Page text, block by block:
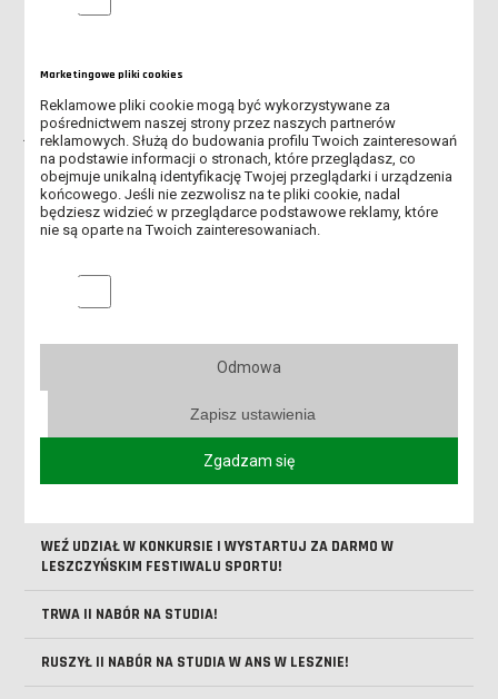
WEŹ UDZIAŁ W KONKURSIE I WYSTARTUJ ZA DARMO W
LESZCZYŃSKIM FESTIWALU SPORTU!
TRWA II NABÓR NA STUDIA!
RUSZYŁ II NABÓR NA STUDIA W ANS W LESZNIE!
doktorskim z pedagogiki. Jest także kierownikiem
podstawowym miejscem pracy prof. Mirosławy Nowak-
Dziemianowicz. Prof. dr hab. Mirosława Nowak-Dziemianowicz
jest także członkinią Komitetu Nauk Pedagogicznych PAN, w
którym kieruje Komisją Polityki Oświatowej oraz Sekcją
Pedagogiki Krytycznej. Edukacja, wychowanie, szkoła,
nauczycie, relacje między ludźmi, związki intymne, małżeństwo,
rodzina i wszystko to, co dzieje się w nich „ pomiędzy”:
naukowych zainteresowań.
bezpłatne. WSTĘP WOLNY bez zapisów! Aby
wziąć udział w wykładzie wystarczy wejść w link do spotkania:
Kliknij tutaj, aby dołączyć do spotkania.
Marketingowe pliki cookies
Reklamowe pliki cookie mogą być wykorzystywane za
pośrednictwem naszej strony przez naszych partnerów
reklamowych. Służą do budowania profilu Twoich zainteresowań
na podstawie informacji o stronach, które przeglądasz, co
obejmuje unikalną identyfikację Twojej przeglądarki i urządzenia
końcowego. Jeśli nie zezwolisz na te pliki cookie, nadal
będziesz widzieć w przeglądarce podstawowe reklamy, które
nie są oparte na Twoich zainteresowaniach.
Marketingowe pliki cookies
Odmowa
Zapisz ustawienia
Zgadzam się